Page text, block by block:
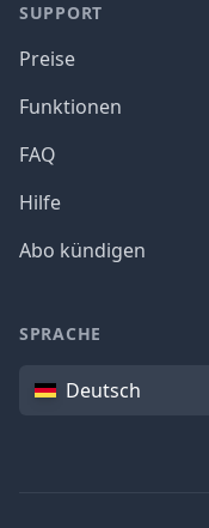
SUPPORT
Preise
Funktionen
FAQ
Hilfe
Abo kündigen
SPRACHE
SpracheDeutsch